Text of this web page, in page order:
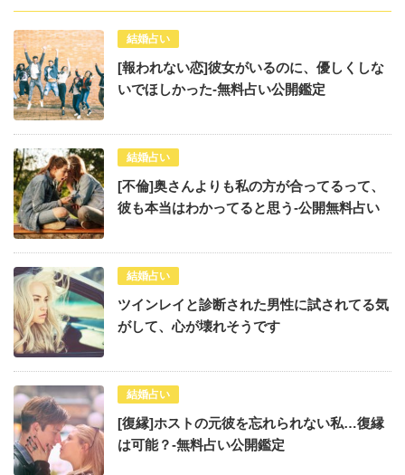
結婚占い
[報われない恋]彼女がいるのに、優しくしな
いでほしかった-無料占い公開鑑定
結婚占い
[不倫]奥さんよりも私の方が合ってるって、
彼も本当はわかってると思う-公開無料占い
結婚占い
ツインレイと診断された男性に試されてる気
がして、心が壊れそうです
結婚占い
[復縁]ホストの元彼を忘れられない私…復縁
は可能？-無料占い公開鑑定